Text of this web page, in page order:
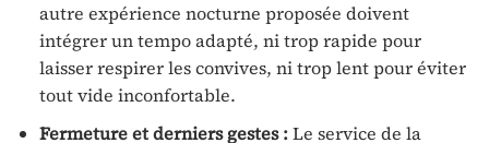
autre expérience nocturne proposée doivent
intégrer un tempo adapté, ni trop rapide pour
laisser respirer les convives, ni trop lent pour éviter
tout vide inconfortable.
Fermeture et derniers gestes :Le service de la